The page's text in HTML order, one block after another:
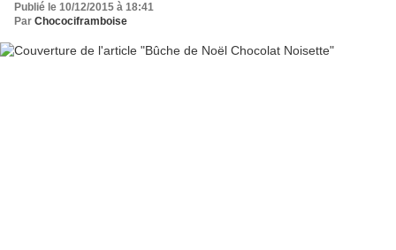
Publié le 10/12/2015 à 18:41
Par Chocociframboise